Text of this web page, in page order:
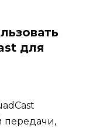
для
передачи,